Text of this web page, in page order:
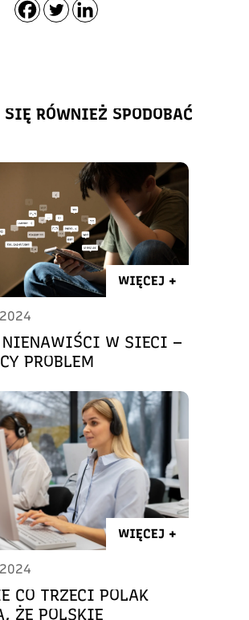
RÓWNIEŻ SPODOBAĆ
WIĘCEJ +
NIENAWIŚCI W SIECI –
PROBLEM
WIĘCEJ +
CO TRZECI POLAK
ŻE POLSKIE